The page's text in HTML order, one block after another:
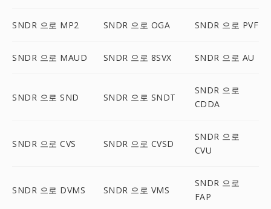
SNDR 으로 MP2 SNDR 으로 OGA SNDR 으로 PVF
SNDR 으로 MAUD SNDR 으로 8SVX SNDR 으로 AU
SNDR 으로 SND SNDR 으로 SNDT
SNDR 으로
CDDA
SNDR 으로 CVS SNDR 으로 CVSD
SNDR 으로
CVU
SNDR 으로 DVMS SNDR 으로 VMS
SNDR 으로
FAP